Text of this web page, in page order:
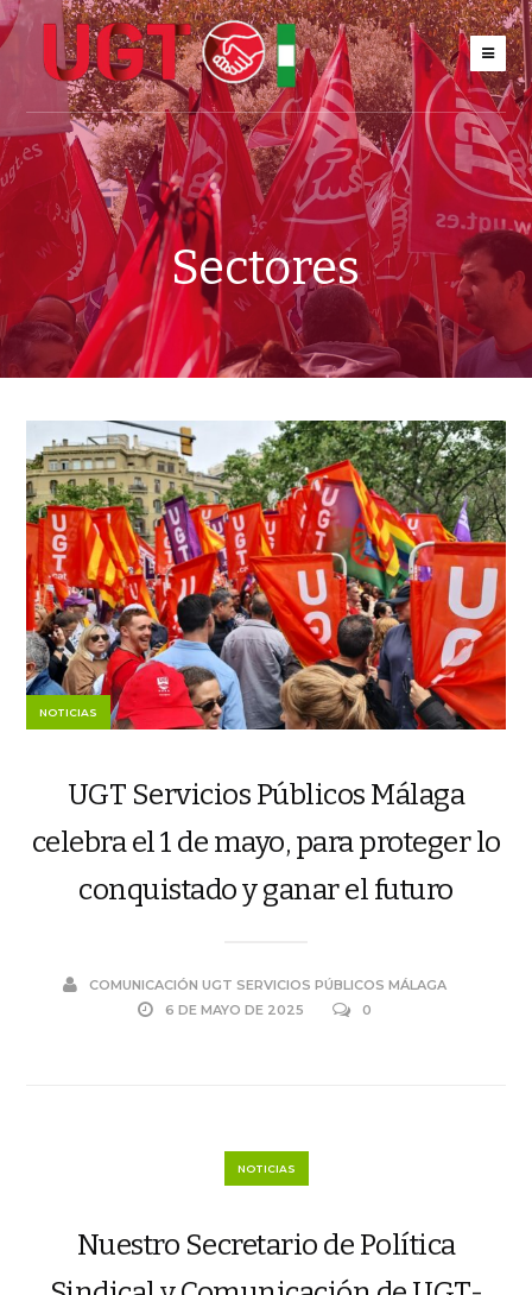
Sectores
NOTICIAS
UGT Servicios Públicos Málaga
celebra el 1 de mayo, para proteger lo
conquistado y ganar el futuro
COMUNICACIÓN UGT SERVICIOS PÚBLICOS MÁLAGA
6 DE MAYO DE 2025
0
NOTICIAS
Nuestro Secretario de Política